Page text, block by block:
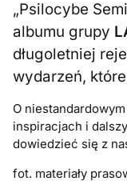
„Psilocybe
albumu grupy
długoletniej
wydarzeń,
O
inspiracjach i
dowiedzieć się z
fot. materiały